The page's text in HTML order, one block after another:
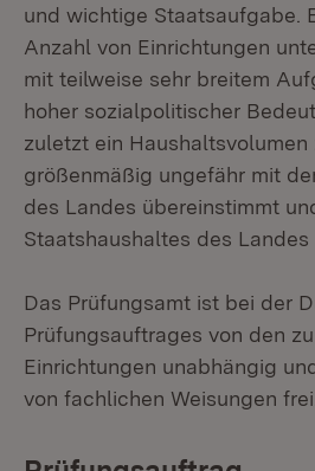
und wichtige Staatsaufgabe.
Anzahl von Einrichtungen
mit teilweise sehr breitem
hoher sozialpolitischer
zuletzt ein Haushaltsvolumen
größenmäßig ungefähr mit
des Landes übereinstimmt
Staatshaushaltes des Landes
Das Prüfungsamt ist bei der
Prüfungsauftrages von den
Einrichtungen unabhängig
von fachlichen Weisungen frei.